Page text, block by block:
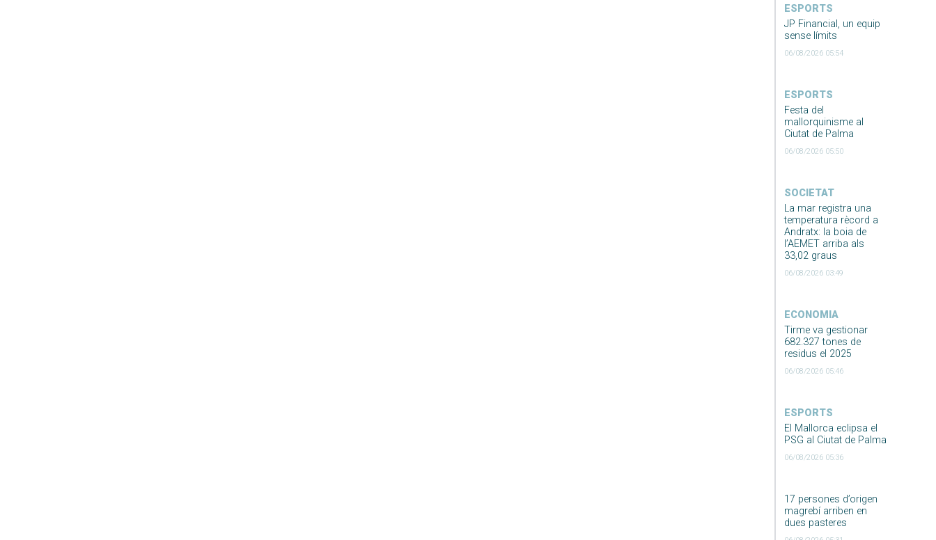
ESPORTS
JP Financial, un equip
sense límits
06/08/2026 05:54
ESPORTS
Festa del
mallorquinisme al
Ciutat de Palma
06/08/2026 05:50
SOCIETAT
La mar registra una
temperatura rècord a
Andratx: la boia de
l’AEMET arriba als
33,02 graus
06/08/2026 03:49
ECONOMIA
Tirme va gestionar
682.327 tones de
residus el 2025
06/08/2026 05:46
ESPORTS
El Mallorca eclipsa el
PSG al Ciutat de Palma
06/08/2026 05:36
17 persones d’origen
magrebí arriben en
dues pasteres